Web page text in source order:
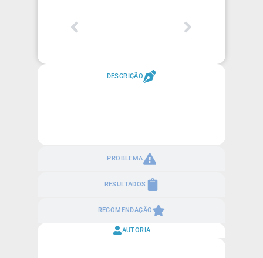
DESCRIÇÃO
PROBLEMA
RESULTADOS
RECOMENDAÇÃO
AUTORIA